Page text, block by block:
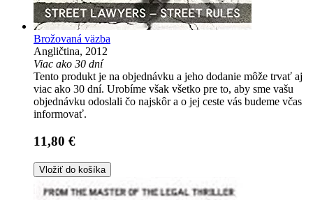
Brožovaná väzba
Angličtina, 2012
Viac ako 30 dní
Tento produkt je na objednávku a jeho dodanie môže trvať aj
viac ako 30 dní. Urobíme však všetko pre to, aby sme vašu
objednávku odoslali čo najskôr a o jej ceste vás budeme včas
informovať.
11,80 €
Vložiť do košíka